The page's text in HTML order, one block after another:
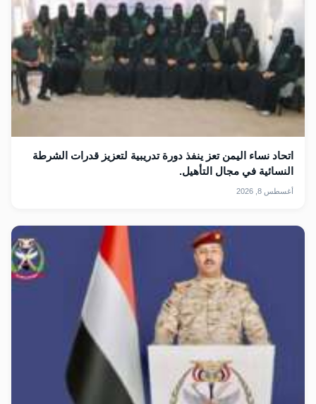
اتحاد نساء اليمن تعز ينفذ دورة تدريبية لتعزيز قدرات الشرطة
النسائية في مجال التأهيل.
أغسطس 8, 2026